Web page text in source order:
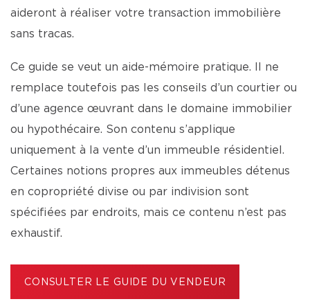
aideront à réaliser votre transaction immobilière
sans tracas.
Ce guide se veut un aide-mémoire pratique. Il ne
remplace toutefois pas les conseils d’un courtier ou
d’une agence œuvrant dans le domaine immobilier
ou hypothécaire. Son contenu s’applique
uniquement à la vente d’un immeuble résidentiel.
Certaines notions propres aux immeubles détenus
en copropriété divise ou par indivision sont
spécifiées par endroits, mais ce contenu n’est pas
exhaustif.
CONSULTER LE GUIDE DU VENDEUR